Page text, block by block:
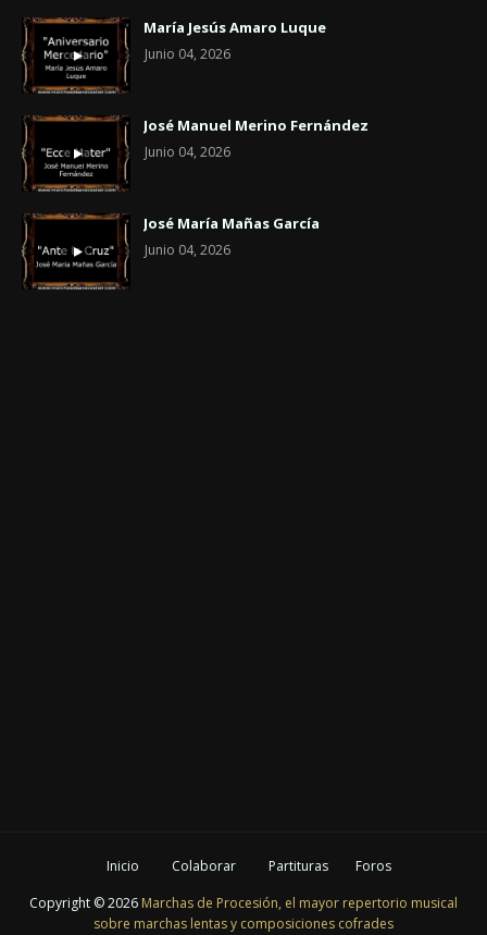
María Jesús Amaro Luque
Junio 04, 2026
José Manuel Merino Fernández
Junio 04, 2026
José María Mañas García
Junio 04, 2026
Inicio Colaborar Partituras
Foros
Copyright ©2026 Marchas de Procesión, el mayor repertorio musical
sobre marchas lentas y composiciones cofrades